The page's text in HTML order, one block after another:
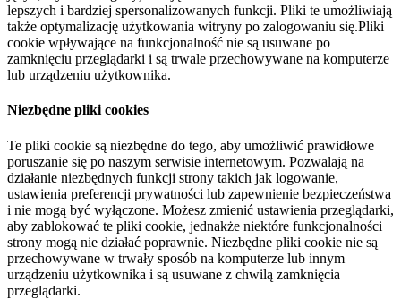
lepszych i bardziej spersonalizowanych funkcji. Pliki te umożliwiają
także optymalizację użytkowania witryny po zalogowaniu się.Pliki
cookie wpływające na funkcjonalność nie są usuwane po
zamknięciu przeglądarki i są trwale przechowywane na komputerze
lub urządzeniu użytkownika.
Niezbędne pliki cookies
Te pliki cookie są niezbędne do tego, aby umożliwić prawidłowe
poruszanie się po naszym serwisie internetowym. Pozwalają na
działanie niezbędnych funkcji strony takich jak logowanie,
ustawienia preferencji prywatności lub zapewnienie bezpieczeństwa
i nie mogą być wyłączone. Możesz zmienić ustawienia przeglądarki,
aby zablokować te pliki cookie, jednakże niektóre funkcjonalności
strony mogą nie działać poprawnie. Niezbędne pliki cookie nie są
przechowywane w trwały sposób na komputerze lub innym
urządzeniu użytkownika i są usuwane z chwilą zamknięcia
przeglądarki.